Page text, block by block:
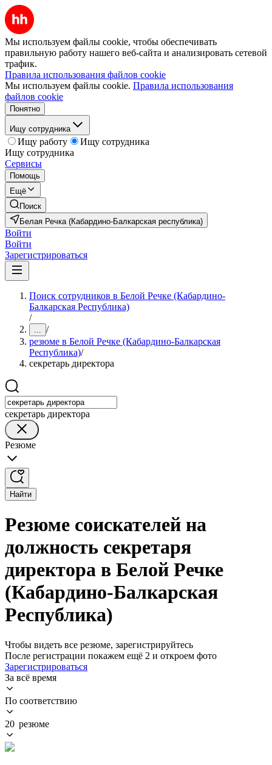
Мы используем файлы cookie, чтобы обеспечивать
правильную работу нашего веб-сайта и анализировать сетевой
трафик.
Правила использования файлов cookie
Мы используем файлы cookie. Правила использования
файлов cookie
Понятно
Ищу сотрудника
Ищу работу
Ищу сотрудника
Ищу сотрудника
Сервисы
Помощь
Ещё
Поиск
Белая Речка (Кабардино-Балкарская республика)
Войти
Войти
Зарегистрироваться
Поиск сотрудников в Белой Речке (Кабардино-
Балкарская Республика)
/
... /
резюме в Белой Речке (Кабардино-Балкарская
Республика)/
секретарь директора
секретарь директора
Резюме
Найти
Резюме соискателей на
должность секретаря
директора в Белой Речке
(Кабардино-Балкарская
Республика)
Чтобы видеть все резюме, зарегистрируйтесь
После регистрации покажем ещё 2 и откроем фото
Зарегистрироваться
За всё время
По соответствию
20 резюме